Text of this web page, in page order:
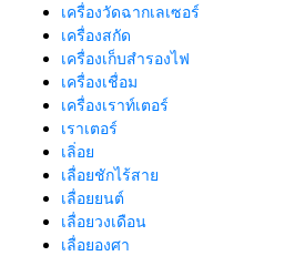
เครื่องวัดฉากเลเซอร์
เครื่องสกัด
เครื่องเก็บสํารองไฟ
เครื่องเชื่อม
เครื่องเราท์เตอร์
เราเตอร์
เลิ่อย
เลื่อยชักไร้สาย
เลื่อยยนต์
เลื่อยวงเดือน
เลื่อยองศา